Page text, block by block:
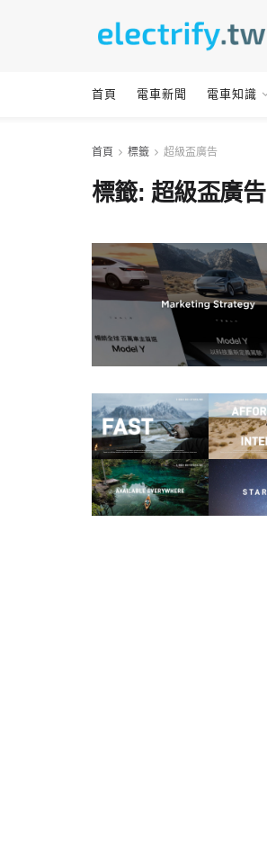
首頁 電車新聞 電車知識
首頁 標籤 超級盃廣告
標籤: 超級盃廣告